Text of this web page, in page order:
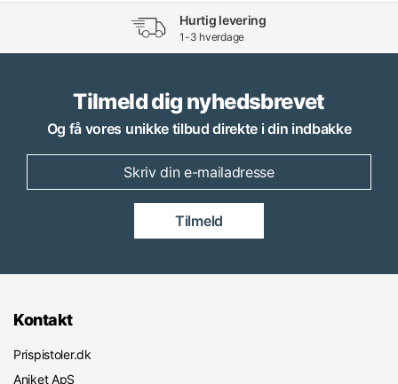
Hurtig levering
1-3 hverdage
Tilmeld dig nyhedsbrevet
Og få vores unikke tilbud direkte i din indbakke
Tilmeld
Kontakt
Prispistoler.dk
Aniket ApS